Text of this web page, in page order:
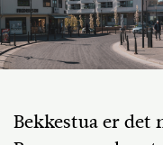
Bekkestua er